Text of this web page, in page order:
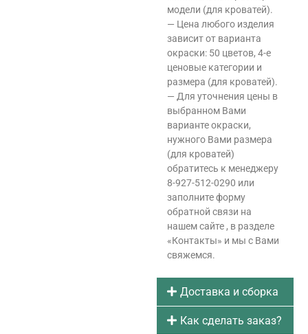
модели (для кроватей).
— Цена любого изделия
зависит от варианта
окраски: 50 цветов, 4-е
ценовые категории и
размера (для кроватей).
— Для уточнения цены в
выбранном Вами
варианте окраски,
нужного Вами размера
(для кроватей)
обратитесь к менеджеру
8-927-512-0290 или
заполните форму
обратной связи на
нашем сайте , в разделе
«Контакты» и мы с Вами
свяжемся.
Доставка и сборка
Как сделать заказ?